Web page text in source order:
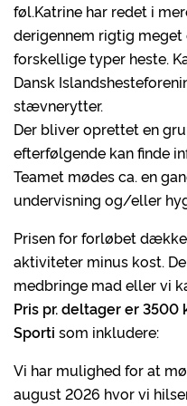
føl.Katrine har redet i
derigennem rigtig
forskellige typer heste.
Dansk
stævnerytter.
Der bliver oprettet en
efterfølgende kan finde
Teamet mødes ca. en
undervisning og/eller
Prisen for forløbet
aktiviteter minus kost.
medbringe mad eller vi
Pris pr. deltager er 3500
Sporti som inkludere:
Vi har mulighed for at
august 2026 hvor vi